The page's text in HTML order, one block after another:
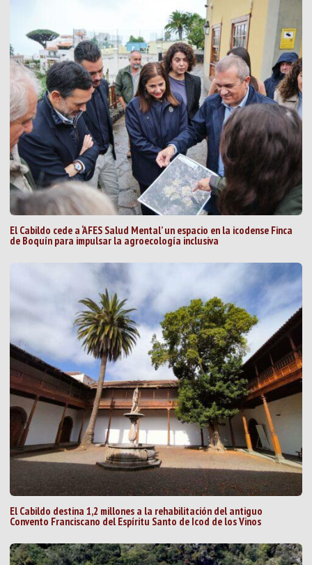
El Cabildo cede a ‘AFES Salud Mental’ un espacio en la icodense Finca
de Boquín para impulsar la agroecología inclusiva
El Cabildo destina 1,2 millones a la rehabilitación del antiguo
Convento Franciscano del Espíritu Santo de Icod de los Vinos